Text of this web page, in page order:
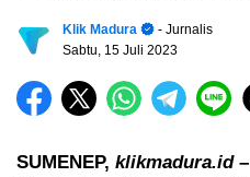
Klik Madura
- Jurnalis
Sabtu, 15 Juli 2023
SUMENEP, klikmadura.id–